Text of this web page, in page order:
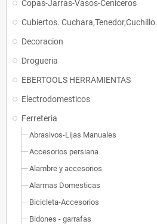
Copas-Jarras-Vasos-Ceniceros
Cubiertos. Cuchara,Tenedor,Cuchillo.
Decoracion
Drogueria
EBERTOOLS HERRAMIENTAS
Electrodomesticos
Ferreteria
Abrasivos-Lijas Manuales
Accesorios persiana
Alambre y accesorios
Alarmas Domesticas
Bicicleta-Accesorios
Bidones - garrafas